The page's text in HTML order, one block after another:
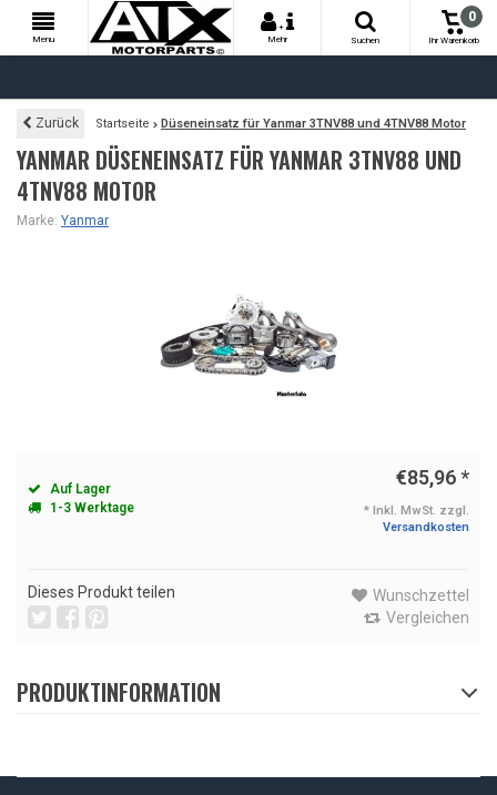
Menu
+
Mehr
Suchen
0
Ihr Warenkorb
Zurück Startseite Düseneinsatz für Yanmar 3TNV88 und 4TNV88 Motor
YANMAR DÜSENEINSATZ FÜR YANMAR 3TNV88 UND
4TNV88 MOTOR
Marke: Yanmar
Auf Lager
1-3 Werktage
€85,96*
* Inkl. MwSt. zzgl.
Versandkosten
Dieses Produkt teilen
Wunschzettel
Vergleichen
PRODUKTINFORMATION